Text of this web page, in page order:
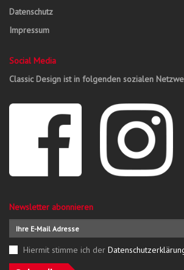
Datenschutz
Impressum
Social Media
Classic Design ist in folgenden sozialen
Newsletter abonnieren
Hiermit stimme ich der